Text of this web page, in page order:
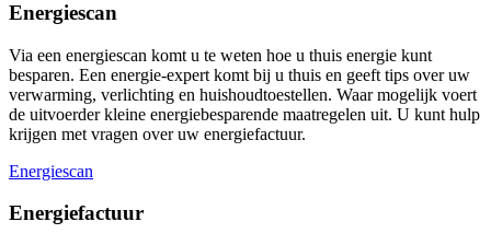
Energiescan
Via een energiescan komt u te weten hoe u thuis energie kunt
besparen. Een energie-expert komt bij u thuis en geeft tips over uw
verwarming, verlichting en huishoudtoestellen. Waar mogelijk voert
de uitvoerder kleine energiebesparende maatregelen uit. U kunt hulp
krijgen met vragen over uw energiefactuur.
Energiescan
Energiefactuur